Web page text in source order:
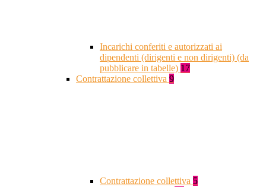
Incarichi conferiti e autorizzati ai
dipendenti (dirigenti e non dirigenti) (da
pubblicare in tabelle) 17
Contrattazione collettiva 9
Contrattazione collettiva 5